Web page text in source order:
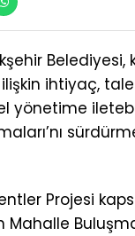
Belediyesi,
ihtiyaç,
yönetime
Projesi
Mahalle